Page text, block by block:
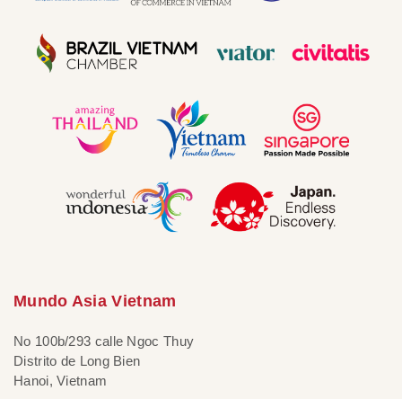
Mundo Asia Vietnam
No 100b/293 calle Ngoc Thuy
Distrito de Long Bien
Hanoi, Vietnam